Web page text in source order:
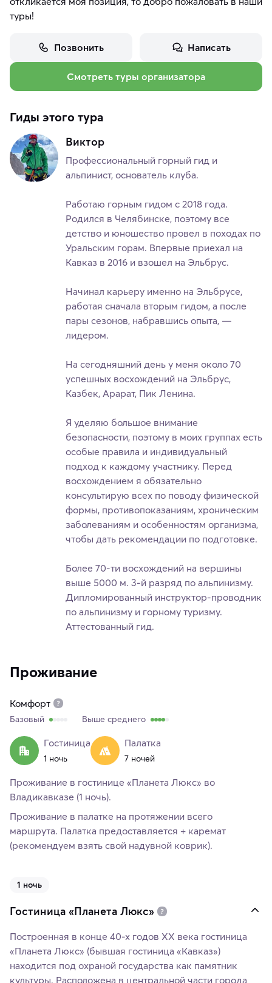
туры!
Позвонить Написать
Смотреть туры организатора
Гиды этого тура
Виктор
Профессиональный горный гид и
альпинист, основатель клуба.
Работаю горным гидом с 2018 года.
Родился в Челябинске, поэтому все
детство и юношество провел в походах по
Уральским горам. Впервые приехал на
Кавказ в 2016 и взошел на Эльбрус.
Начинал карьеру именно на Эльбрусе,
работая сначала вторым гидом, а после
пары сезонов, набравшись опыта, —
лидером.
На сегодняшний день у меня около 70
успешных восхождений на Эльбрус,
Казбек, Арарат, Пик Ленина.
Я уделяю большое внимание
безопасности, поэтому в моих группах есть
особые правила и индивидуальный
подход к каждому участнику. Перед
восхождением я обязательно
консультирую всех по поводу физической
формы, противопоказаниям, хроническим
заболеваниям и особенностям организма,
чтобы дать рекомендации по подготовке.
Более 70-ти восхождений на вершины
выше 5000 м. 3-й разряд по альпинизму.
Дипломированный инструктор-проводник
по альпинизму и горному туризму.
Аттестованный гид.
Проживание
Комфорт
Базовый Выше среднего
Гостиница
1 ночь
Палатка
7 ночей
Проживание в гостинице «Планета Люкс» во
Владикавказе (1 ночь).
Проживание в палатке на протяжении всего
маршрута. Палатка предоставляется + каремат
(рекомендуем взять свой надувной коврик).
1 ночь
Гостиница «Планета Люкс»
Построенная в конце 40-х годов ХХ века гостиница
«Планета Люкс» (бывшая гостиница «Кавказ»)
находится под охраной государства как памятник
культуры. Расположена в центральной части города